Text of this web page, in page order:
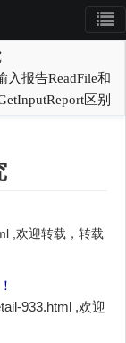
入报告ReadFile和
区别
,欢迎转载，转载
933.html ,欢迎